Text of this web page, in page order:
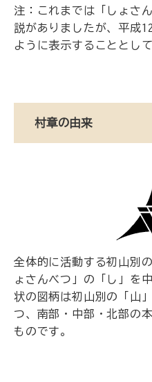
注：これまでは「しょさ
説がありましたが、平成
ように表示することとして
村章の由来
全体的に活動する初山別
ょさんべつ」の「し」を
状の図柄は初山別の「山
つ、南部・中部・北部の
ものです。